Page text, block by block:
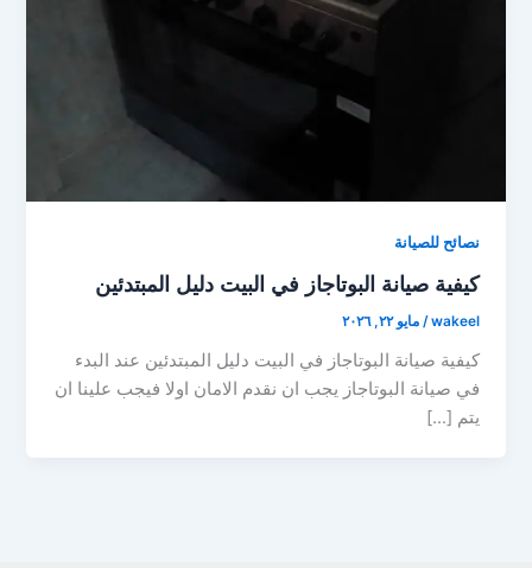
نصائح للصيانة
كيفية صيانة البوتاجاز في البيت دليل المبتدئين
wakeel
/مايو ٢٢, ٢٠٢٦
كيفية صيانة البوتاجاز في البيت دليل المبتدئين عند البدء
في صيانة البوتاجاز يجب ان نقدم الامان اولا فيجب علينا ان
يتم […]